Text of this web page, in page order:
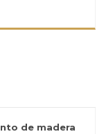
de madera